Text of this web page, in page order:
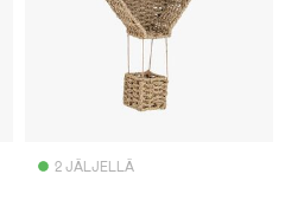
2 JÄLJELLÄ